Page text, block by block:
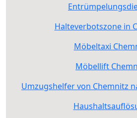
Halteverbotszone in
Möbeltaxi
Möbellift
Umzugshelfer von Chemnitz